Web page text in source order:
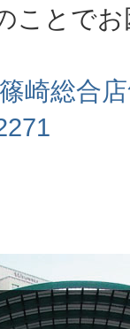
ことで
崎総合